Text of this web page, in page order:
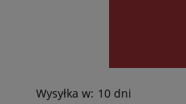
Wysyłka w: 10 dni